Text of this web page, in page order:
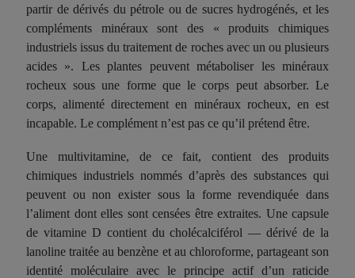
partir de dérivés du pétrole ou de sucres hydrogénés, et les
compléments minéraux sont des « produits chimiques
industriels issus du traitement de roches avec un ou plusieurs
acides ». Les plantes peuvent métaboliser les minéraux
rocheux sous une forme que le corps peut absorber. Le
corps, alimenté directement en minéraux rocheux, en est
incapable. Le complément n’est pas ce qu’il prétend être.
Une multivitamine, de ce fait, contient des produits
chimiques industriels nommés d’après des substances qui
peuvent ou non exister sous la forme revendiquée dans
l’aliment dont elles sont censées être extraites. Une capsule
de vitamine D contient du cholécalciférol — dérivé de la
lanoline traitée au benzène et au chloroforme, partageant son
identité moléculaire avec le principe actif d’un raticide